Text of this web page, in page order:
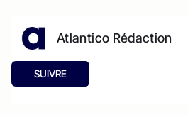
Atlantico Rédaction
SUIVRE